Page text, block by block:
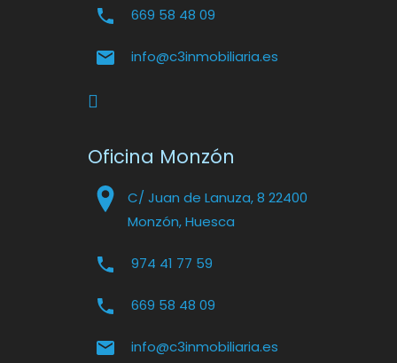
669 58 48 09
info@c3inmobiliaria.es
Oficina Monzón
C/ Juan de Lanuza, 8 22400
Monzón, Huesca
974 41 77 59
669 58 48 09
info@c3inmobiliaria.es